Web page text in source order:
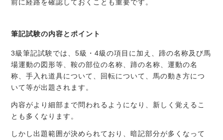
前に経路を確認しておくことも重要です。
筆記試験の内容とポイント
3級筆記試験では、5級・4級の項目に加え、蹄の名称及び馬
場運動の図形等、鞍の部位の名称、蹄の名称、運動の名
称、手入れ道具について、回転について、馬の動き方につ
いて等が出題されます。
内容がより細部まで問われるようになり、新しく覚えるこ
とも多くなります。
しかし出題範囲が決められており、暗記部分が多くなって